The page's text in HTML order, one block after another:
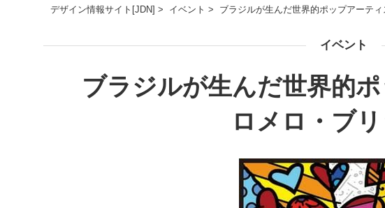
デザイン情報サイト[JDN] > イベント > ブラジルが生んだ世界的ポップアーテ
イベント
ブラジルが生んだ世界的
ロメロ・ブ